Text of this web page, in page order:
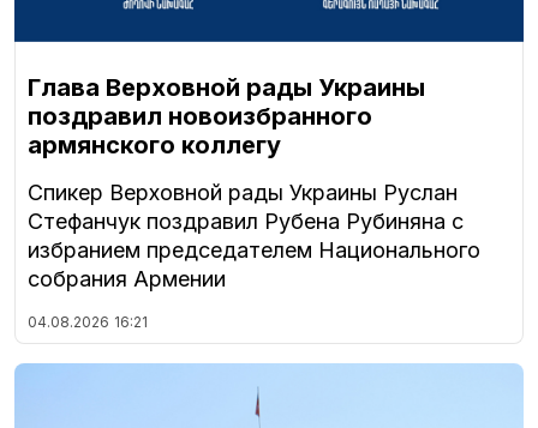
Глава Верховной рады Украины
поздравил новоизбранного
армянского коллегу
Спикер Верховной рады Украины Руслан
Стефанчук поздравил Рубена Рубиняна с
избранием председателем Национального
собрания Армении
04.08.2026 16:21